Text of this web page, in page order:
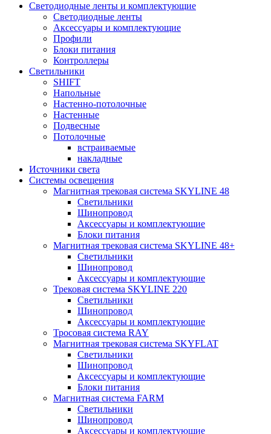
Светодиодные ленты и комплектующие
Светодиодные ленты
Аксессуары и комплектующие
Профили
Блоки питания
Контроллеры
Светильники
SHIFT
Напольные
Настенно-потолочные
Настенные
Подвесные
Потолочные
встраиваемые
накладные
Источники света
Системы освещения
Магнитная трековая система SKYLINE 48
Светильники
Шинопровод
Аксессуары и комплектующие
Блоки питания
Магнитная трековая система SKYLINE 48+
Светильники
Шинопровод
Аксессуары и комплектующие
Трековая система SKYLINE 220
Светильники
Шинопровод
Аксессуары и комплектующие
Тросовая система RAY
Магнитная трековая система SKYFLAT
Светильники
Шинопровод
Аксессуары и комплектующие
Блоки питания
Магнитная система FARM
Светильники
Шинопровод
Аксессуары и комплектующие